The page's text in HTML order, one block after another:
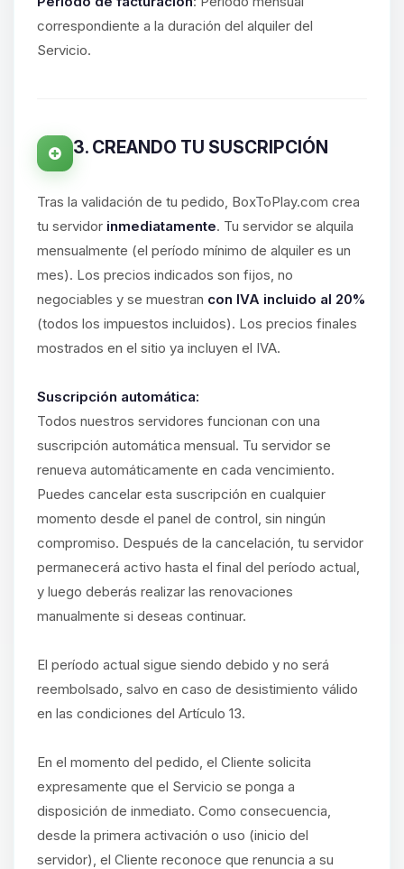
correspondiente a la duración del alquiler del
Servicio.
3. CREANDO TU SUSCRIPCIÓN
Tras la validación de tu pedido, BoxToPlay.com crea
tu servidor inmediatamente. Tu servidor se alquila
mensualmente (el período mínimo de alquiler es un
mes). Los precios indicados son fijos, no
negociables y se muestran con IVA incluido al 20%
(todos los impuestos incluidos). Los precios finales
mostrados en el sitio ya incluyen el IVA.
Suscripción automática:
Todos nuestros servidores funcionan con una
suscripción automática mensual. Tu servidor se
renueva automáticamente en cada vencimiento.
Puedes cancelar esta suscripción en cualquier
momento desde el panel de control, sin ningún
compromiso. Después de la cancelación, tu servidor
permanecerá activo hasta el final del período actual,
y luego deberás realizar las renovaciones
manualmente si deseas continuar.
El período actual sigue siendo debido y no será
reembolsado, salvo en caso de desistimiento válido
en las condiciones del Artículo 13.
En el momento del pedido, el Cliente solicita
expresamente que el Servicio se ponga a
disposición de inmediato. Como consecuencia,
desde la primera activación o uso (inicio del
servidor), el Cliente reconoce que renuncia a su
asistente de BoxToPlay. Cuentame